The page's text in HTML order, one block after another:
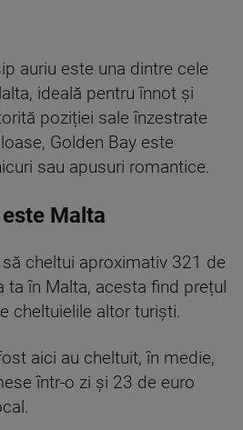
auriu este una dintre cele
ideală pentru înnot și
poziției sale înzestrate
Golden Bay este
sau apusuri romantice.
Malta
cheltui aproximativ 321 de
ta în Malta, acesta find prețul
cheltuielile altor turiști.
aici au cheltuit, în medie,
într-o zi și 23 de euro